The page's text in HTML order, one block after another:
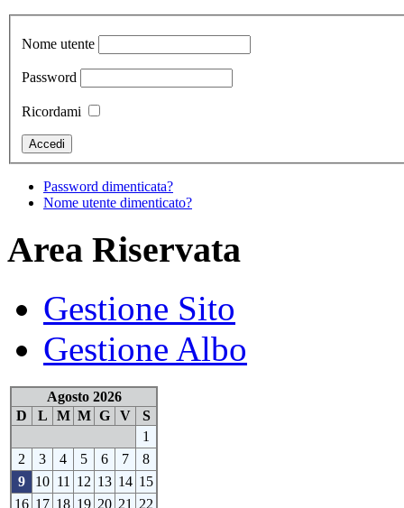
Nome utente
Password
Ricordami
Password dimenticata?
Nome utente dimenticato?
Area Riservata
Gestione Sito
Gestione Albo
Agosto 2026
D
L M M G V
S
1
2
3 4 5 6 7
8
9
10 11 12 13 14 15
16 17 18 19 20 21
22